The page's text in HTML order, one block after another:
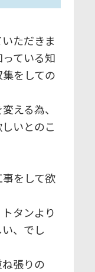
ただきま
ている知
をしての
える為、
いとのこ
をして欲
タンより
、でし
張りの